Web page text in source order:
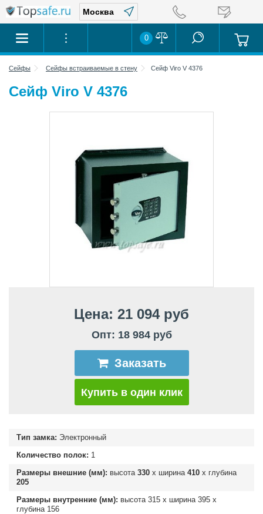
0
Сейфы Сейфы встраиваемые в стену Сейф Viro V 4376
Сейф Viro V 4376
Цена: 21 094 руб
Опт: 18 984 руб
Заказать
Купить в один клик
Тип замка: Электронный
Количество полок: 1
Размеры внешние (мм): высота 330 х ширина 410 х глубина
205
Размеры внутренние (мм): высота 315 х ширина 395 х
глубина 156